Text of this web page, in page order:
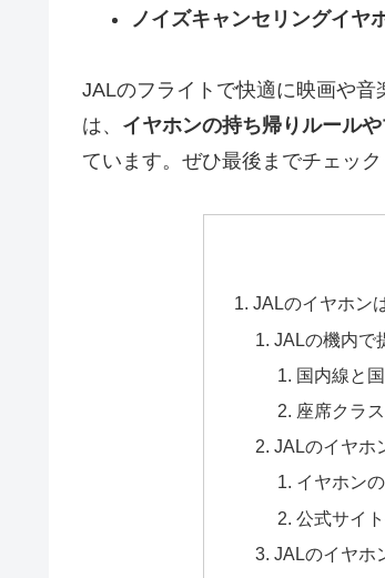
ノイズキャンセリングイヤ
JALのフライトで快適に映画や
は、 イヤホンの持ち帰りルール
ています。ぜひ最後までチェッ
JALのイヤホン
JALの機内で
国内線と
座席クラ
JALのイヤホ
イヤホン
公式サイ
JALのイヤホ